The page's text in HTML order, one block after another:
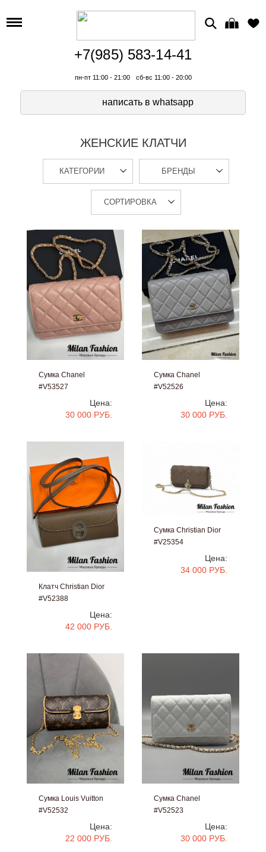
+7(985) 583-14-41
пн-пт 11:00 - 21:00 сб-вс 11:00 - 20:00
написать в whatsapp
ЖЕНСКИЕ КЛАТЧИ
КАТЕГОРИИ БРЕНДЫ
СОРТИРОВКА
Сумка Chanel
#V53527
Цена:
30 000 РУБ.
Сумка Chanel
#V52526
Цена:
30 000 РУБ.
Клатч Christian Dior
#V52388
Цена:
42 000 РУБ.
Сумка Christian Dior
#V25354
Цена:
34 000 РУБ.
Сумка Louis Vuitton
#V52532
Цена:
22 000 РУБ.
Сумка Chanel
#V52523
Цена:
30 000 РУБ.